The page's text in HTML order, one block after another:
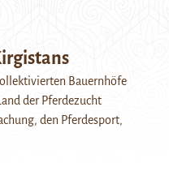
Bauernhöfe
der Pferdezucht
den Pferdesport,